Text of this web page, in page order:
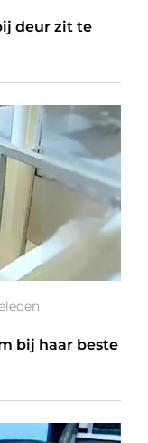
deur zit te
bij haar beste